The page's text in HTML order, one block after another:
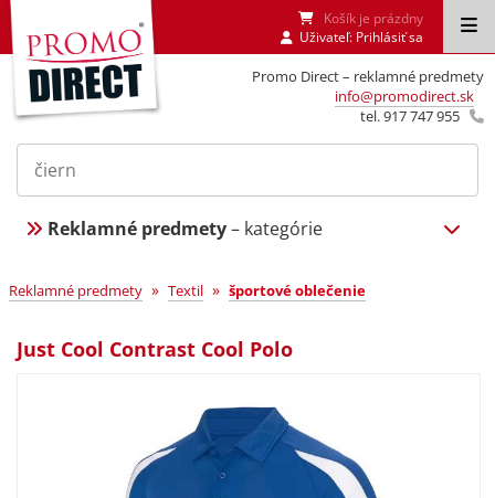
Promo Direct – reklamné predmety
info@promodirect.sk
tel. 917 747 955
Košík je prázdny
Uživateľ: Prihlásiť sa
Reklamné predmety– kategórie
Reklamné predmety » Textil » športové oblečenie
Just Cool Contrast Cool Polo